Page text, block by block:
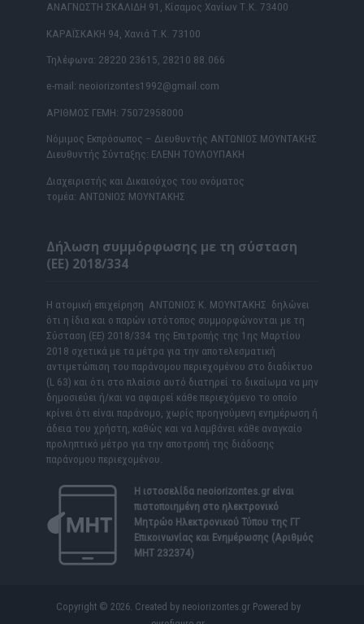
ΑΝΑΓΝΩΣΤΗ ΣΚΑΛΙΔΗ 91, Κίσαμος Χανίων Τ.Κ. 73400
ΚΑΡΑΪΣΚΑΚΗ 94, Χανιά Τ.Κ. 73100
Τηλέφωνα: 28220 23615, 28210 88.066
e-mail: neoiorizontes1992@gmail.com
ΑΡΙΘΜΟΣ ΓΕΜΗ: 75072958000
Νόμιμος Εκπρόσωπος – Διευθυντής ΑΝΤΩΝΙΟΣ ΜΟΥΝΤΑΚΗΣ
Διευθυντής Σύνταξης: ΕΛΕΝΗ ΤΟΥΛΟΥΠΑΚΗ
Διαχειριστής και Δικαιούχος του ονόματος
τομέα: ΑΝΤΩΝΙΟΣ ΜΟΥΝΤΑΚΗΣ
Δήλωση συμμόρφωσης με τη σύσταση
(ΕΕ) 2018/334
Η ατομική επιχείρηση ΑΝΤΩΝΙΟΣ Κ. ΜΟΥΝΤΑΚΗΣ δηλώνει
ότι η ίδια και ο παρών ιστότοπος συμμορφώνονται με τη
Σύσταση (ΕΕ) 2018/334 της Επιτροπής της 1ης Μαρτίου
2018 σχετικά με τα μέτρα για την αποτελεσματική
αντιμετώπιση του παράνομου περιεχομένου στο διαδίκτυο
(L 63) και ότι στο πλαίσιο αυτό διατηρεί το δικαίωμα να μην
δημοσιεύει ή/και να αφαιρεί κάθε περιεχόμενο το οποίο
κρίνει ότι είναι παράνομο, χωρίς προηγούμενη ενημέρωση ή
άδεια του χρήστη, καθώς και να λαμβάνει κάθε αναγκαίο
προληπτικό μέτρο για την αποτροπή της διάδοσης
παράνομου περιεχομένου.
Η ιστοσελίδα neoiorizontes.grείναι
πιστοποιημένη στο ηλεκτρονικό
Μητρώο Ηλεκτρονικού Τύπου της ΓΓ
Επικοινωνίας και Ενημέρωσης (Αριθμός
ΜΗΤ 232374)
Copyright © 2026. Created by neoiorizontes.gr Powered by